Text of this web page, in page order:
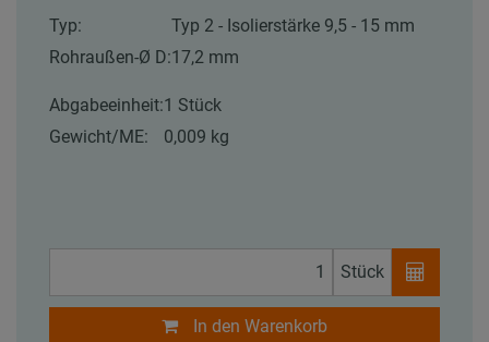
Typ:
Typ 2 - Isolierstärke 9,5 - 15 mm
Rohraußen-Ø D:17,2 mm
Abgabeeinheit:1 Stück
Gewicht/ME:
0,009 kg
Stück
In den Warenkorb